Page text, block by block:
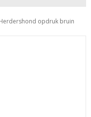
opdruk bruin